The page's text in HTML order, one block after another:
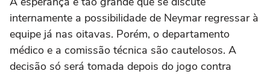
internamente a possibilidade de Neymar regressar à
equipe já nas oitavas. Porém, o departamento
médico e a comissão técnica são cautelosos. A
decisão só será tomada depois do jogo contra